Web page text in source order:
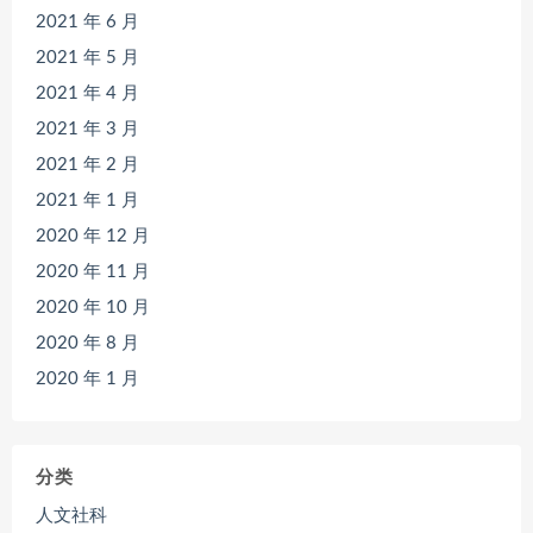
2021 年 6 月
2021 年 5 月
2021 年 4 月
2021 年 3 月
2021 年 2 月
2021 年 1 月
2020 年 12 月
2020 年 11 月
2020 年 10 月
2020 年 8 月
2020 年 1 月
分类
人文社科